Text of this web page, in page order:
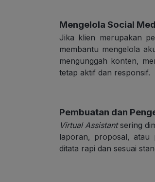
Mengelola Social
Jika klien merupakan
membantu mengelola
mengunggah konten,
tetap aktif dan responsif.
Pembuatan dan
Virtual Assistantsering
laporan, proposal, atau
ditata rapi dan sesuai